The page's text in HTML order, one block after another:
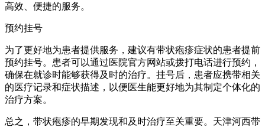
高效、便捷的服务。
预约挂号
为了更好地为患者提供服务，建议有带状疱疹症状的患者提前
预约挂号。患者可以通过医院官方网站或拨打电话进行预约，
确保在就诊时能够获得及时的治疗。挂号后，患者应携带相关
的医疗记录和症状描述，以便医生能更好地为其制定个体化的
治疗方案。
总之，带状疱疹的早期发现和及时治疗至关重要。天津河西带